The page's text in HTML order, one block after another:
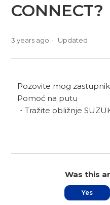
CONNECT?
3 years ago Updated
Pozovite mog
Pomoć na putu
・Tražite obližnje
Was this
Yes